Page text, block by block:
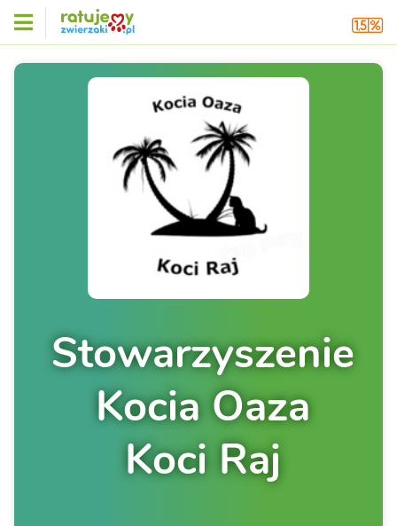
Stowarzyszenie
Kocia Oaza
Koci Raj